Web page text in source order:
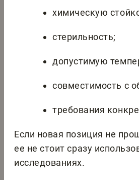
химическую
стерильность;
допустимую
совместимость с
требования
Если новая позиция не
ее не стоит сразу
исследованиях.